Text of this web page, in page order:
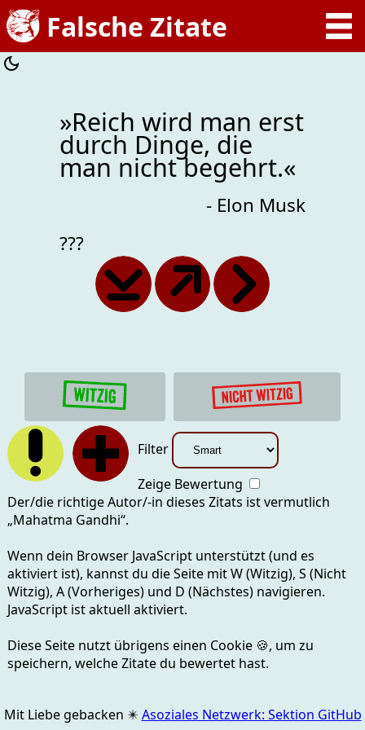
»Reich wird man erst
durch Dinge, die
man nicht begehrt.«
- Elon Musk
???
Filter
Zeige Bewertung
Der/die richtige Autor/-in dieses Zitats ist vermutlich
„Mahatma Gandhi“.
Wenn dein Browser JavaScript unterstützt (und es
aktiviert ist), kannst du die Seite mitW (Witzig), S (Nicht
Witzig), A (Vorheriges) und D (Nächstes)navigieren.
JavaScript ist aktuell aktiviert.
Diese Seite nutzt übrigens einen Cookie 🍪, um zu
speichern, welche Zitate du bewertet hast.
Mit Liebe gebacken ✴️ Asoziales Netzwerk: Sektion GitHub